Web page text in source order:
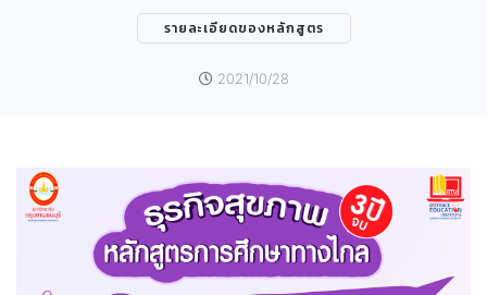
รายละเอียดของหลักสูตร
2021/10/28